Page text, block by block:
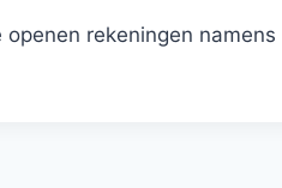
rekeningen namens